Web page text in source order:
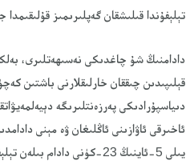
تېلېفۇندا قىلىشقان گەپلىرىمىز قۇلىقىمدا
دادامنىڭ شۇ چاغدىكى نەسىھەتلىرى،
قېلىپىدىن چىققان خارلىقلارنى باشتىن
دىياسپۇرادىكى پەرزەنتلىرىگە
يىلى 5-ئاينىڭ 23-كۈنى دادام بىلەن تېلېفوندا ئەڭ ئاخىرقى قېتىم سۆزلەشكەنىدىم.